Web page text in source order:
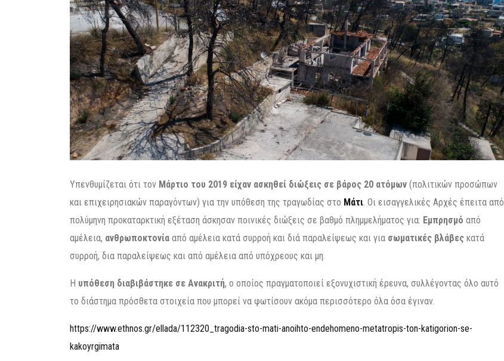
Υπενθυμίζεται ότι τον Μάρτιο του 2019 είχαν ασκηθεί διώξεις σε βάρος 20 ατόμων (πολιτικών προσώπων
και επιχειρησιακών παραγόντων) για την υπόθεση της τραγωδίας στο Μάτι. Οι εισαγγελικές Αρχές έπειτα από
πολύμηνη προκαταρκτική εξέταση άσκησαν ποινικές διώξεις σε βαθμό πλημμελήματος για: Εμπρησμό από
αμέλεια, ανθρωποκτονία από αμέλεια κατά συρροή και διά παραλείψεως και για σωματικές βλάβες κατά
συρροή, δια παραλείψεως και από αμέλεια από υπόχρεους και μη.
Η υπόθεση διαβιβάστηκε σε Ανακριτή, ο οποίος πραγματοποιεί εξονυχιστική έρευνα, συλλέγοντας όλο αυτό
το διάστημα πρόσθετα στοιχεία που μπορεί να φωτίσουν ακόμα περισσότερο όλα όσα έγιναν.
https://www.ethnos.gr/ellada/112320_tragodia-sto-mati-anoihto-endehomeno-metatropis-ton-katigorion-se-
kakoyrgimata